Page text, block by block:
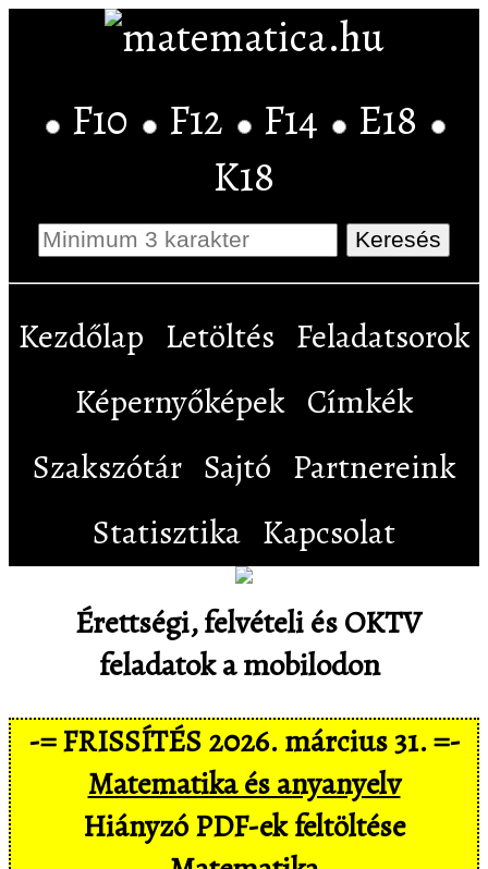
F10 F12 F14
E18
K18
Kezdőlap Letöltés Feladatsorok
Képernyőképek Címkék
Szakszótár Sajtó Partnereink
Statisztika Kapcsolat
Érettségi, felvételi és OKTV
feladatok a mobilodon
-= FRISSÍTÉS 2026. március 31. =-
Matematika és anyanyelv
Hiányzó PDF-ek feltöltése